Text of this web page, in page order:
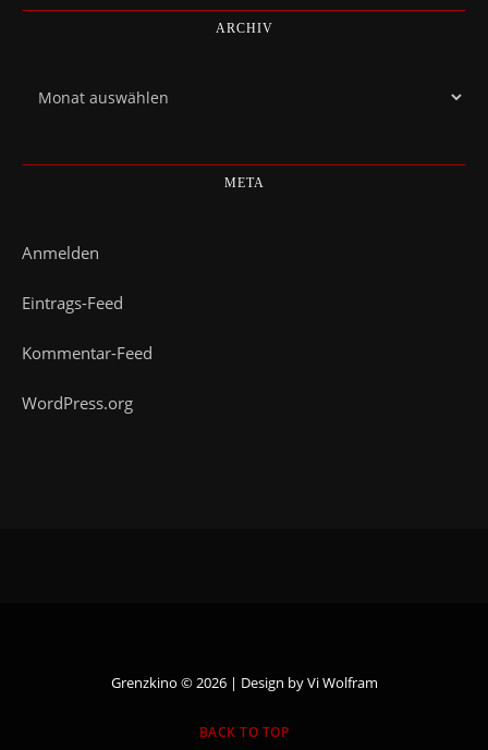
ARCHIV
META
Anmelden
Eintrags-Feed
Kommentar-Feed
WordPress.org
Grenzkino © 2026 | Design byVi Wolfram
BACK TO TOP